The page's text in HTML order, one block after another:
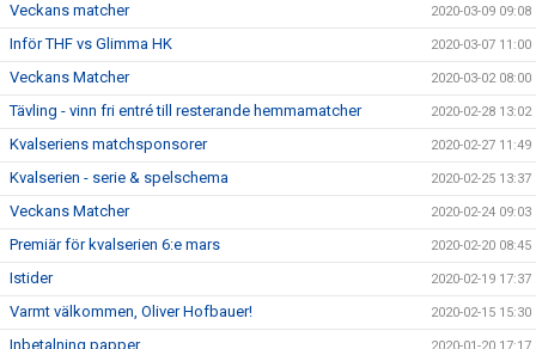
Veckans matcher 2020-03-09 09:08
Inför THF vs Glimma HK 2020-03-07 11:00
Veckans Matcher 2020-03-02 08:00
Tävling - vinn fri entré till resterande hemmamatcher 2020-02-28 13:02
Kvalseriens matchsponsorer 2020-02-27 11:49
Kvalserien - serie & spelschema 2020-02-25 13:37
Veckans Matcher 2020-02-24 09:03
Premiär för kvalserien 6:e mars 2020-02-20 08:45
Istider 2020-02-19 17:37
Varmt välkommen, Oliver Hofbauer! 2020-02-15 15:30
Inbetalning papper